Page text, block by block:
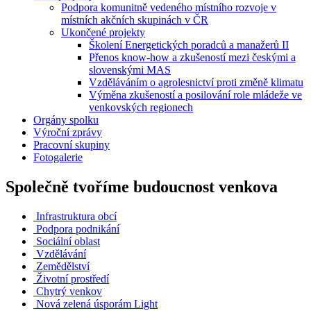
Podpora komunitně vedeného místního rozvoje v
místních akčních skupinách v ČR
Ukončené projekty
Školení Energetických poradců a manažerů II
Přenos know-how a zkušeností mezi českými a
slovenskými MAS
Vzděláváním o agrolesnictví proti změně klimatu
Výměna zkušeností a posilování role mládeže ve
venkovských regionech
Orgány spolku
Výroční zprávy
Pracovní skupiny
Fotogalerie
Společně tvoříme budoucnost venkova
Infrastruktura obcí
Podpora podnikání
Sociální oblast
Vzdělávání
Zemědělství
Životní prostředí
Chytrý venkov
Nová zelená úsporám Light